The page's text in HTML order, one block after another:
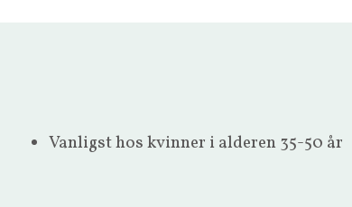
Vanligst hos kvinner i alderen 35-50 år